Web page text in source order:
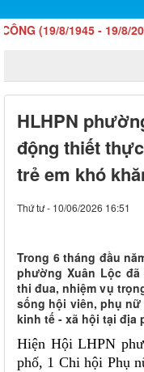
8/1945 - 19/8/2026)
HLHPN
động thiết
trẻ em khó
Thứ tư - 10/06/2026 16:51
Trong 6 tháng đầu
phường Xuân Lộc
thi đua, nhiệm vụ
sống hội viên, phụ
kinh tế - xã hội tại địa
Hiện Hội LHPN
phố, 1 Chi hội Phụ